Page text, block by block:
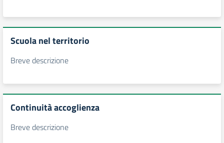
Scuola nel territorio
Breve descrizione
Continuità accoglienza
Breve descrizione